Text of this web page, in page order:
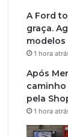
A Ford
graça.
modelos
1 hora
Após
caminho
pela
1 hora